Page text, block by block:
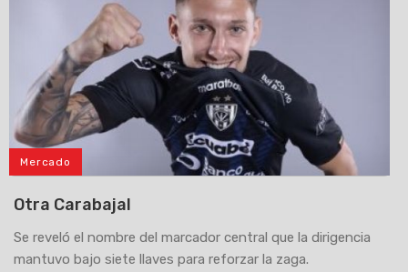
Mercado
Otra Carabajal
Se reveló el nombre del marcador central que la dirigencia
mantuvo bajo siete llaves para reforzar la zaga.